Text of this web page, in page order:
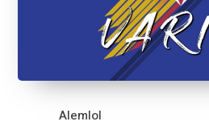
Alemlol